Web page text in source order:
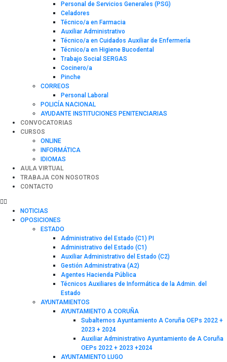
Personal de Servicios Generales (PSG)
Celadores
Técnico/a en Farmacia
Auxiliar Administrativo
Técnico/a en Cuidados Auxiliar de Enfermería
Técnico/a en Higiene Bucodental
Trabajo Social SERGAS
Cocinero/a
Pinche
CORREOS
Personal Laboral
POLICÍA NACIONAL
AYUDANTE INSTITUCIONES PENITENCIARIAS
CONVOCATORIAS
CURSOS
ONLINE
INFORMÁTICA
IDIOMAS
AULA VIRTUAL
TRABAJA CON NOSOTROS
CONTACTO
NOTICIAS
OPOSICIONES
ESTADO
Administrativo del Estado (C1) PI
Administrativo del Estado (C1)
Auxiliar Administrativo del Estado (C2)
Gestión Administrativa (A2)
Agentes Hacienda Pública
Técnicos Auxiliares de Informática de la Admin. del
Estado
AYUNTAMIENTOS
AYUNTAMIENTO A CORUÑA
Subalternos Ayuntamiento A Coruña OEPs 2022 +
2023 + 2024
Auxiliar Administrativo Ayuntamiento de A Coruña
OEPs 2022 + 2023 +2024
AYUNTAMIENTO LUGO